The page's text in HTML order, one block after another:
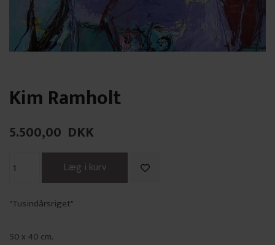
Kim Ramholt
5.500,00 DKK
"Tusindårsriget"
50 x 40 cm.